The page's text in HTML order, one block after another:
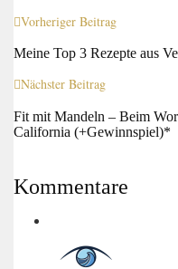
Vorheriger Beitrag
Meine Top 3 Rezepte aus
Nächster Beitrag
Fit mit Mandeln – Beim
California (+Gewinnspiel)*
Kommentare